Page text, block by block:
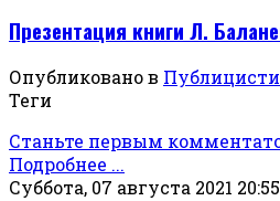
Презентация книги Л.
Опубликовано в
Теги
Станьте первым
Подробнее ...
Суббота, 07 августа 2021 20:55